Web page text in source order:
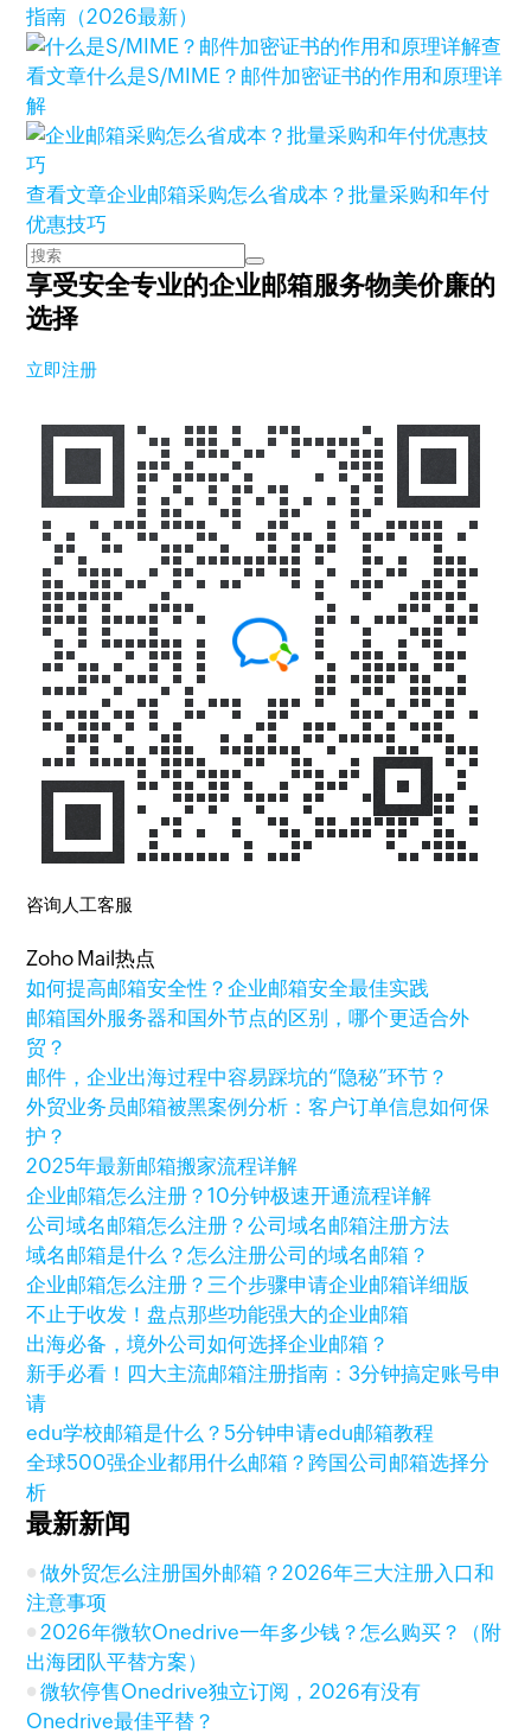
指南（2026最新）
查
看文章什么是S/MIME？邮件加密证书的作用和原理详
解
查看文章企业邮箱采购怎么省成本？批量采购和年付
优惠技巧
享受安全专业的企业邮箱服务物美价廉的
选择
立即注册
咨询人工客服
Zoho Mail热点
如何提高邮箱安全性？企业邮箱安全最佳实践
邮箱国外服务器和国外节点的区别，哪个更适合外
贸？
邮件，企业出海过程中容易踩坑的“隐秘”环节？
外贸业务员邮箱被黑案例分析：客户订单信息如何保
护？
2025年最新邮箱搬家流程详解
企业邮箱怎么注册？10分钟极速开通流程详解
公司域名邮箱怎么注册？公司域名邮箱注册方法
域名邮箱是什么？怎么注册公司的域名邮箱？
企业邮箱怎么注册？三个步骤申请企业邮箱详细版
不止于收发！盘点那些功能强大的企业邮箱
出海必备，境外公司如何选择企业邮箱？
新手必看！四大主流邮箱注册指南：3分钟搞定账号申
请
edu学校邮箱是什么？5分钟申请edu邮箱教程
全球500强企业都用什么邮箱？跨国公司邮箱选择分
析
最新新闻
做外贸怎么注册国外邮箱？2026年三大注册入口和
注意事项
2026年微软Onedrive一年多少钱？怎么购买？（附
出海团队平替方案）
微软停售Onedrive独立订阅，2026有没有
Onedrive最佳平替？